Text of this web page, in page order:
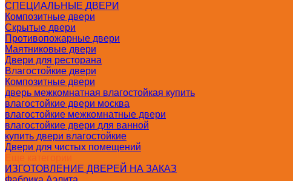
СПЕЦИАЛЬНЫЕ ДВЕРИ
Композитные двери
Скрытые двери
Противопожарные двери
Маятниковые двери
Двери для ресторана
Влагостойкие двери
Композитные двери
дверь межкомнатная влагостойкая купить
влагостойкие двери москва
влагостойкие межкомнатные двери
влагостойкие двери для ванной
купить двери влагостойкие
Двери для чистых помещений
Еще категории
ИЗГОТОВЛЕНИЕ ДВЕРЕЙ НА ЗАКАЗ